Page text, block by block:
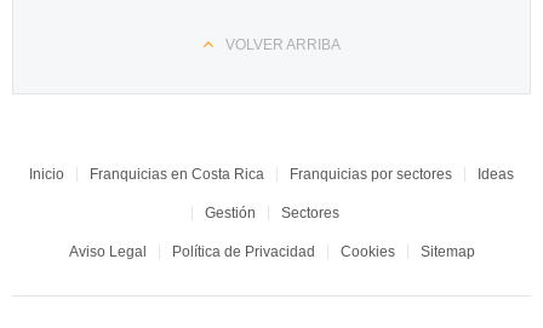
VOLVER ARRIBA
Inicio Franquicias en Costa Rica Franquicias por sectores Ideas
Gestión Sectores
Aviso Legal Política de Privacidad Cookies Sitemap